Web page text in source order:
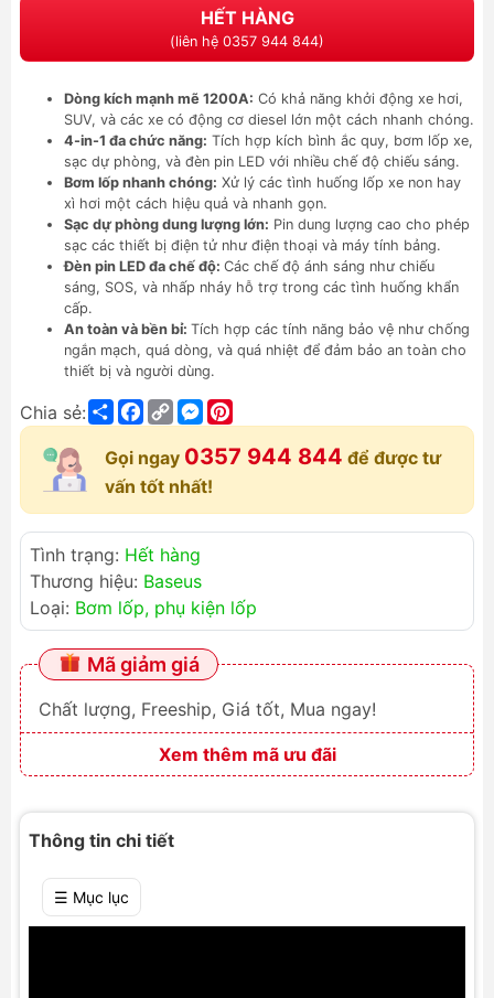
HẾT HÀNG
(liên hệ 0357 944 844)
Dòng kích mạnh mẽ 1200A: Có khả năng khởi động xe hơi,
SUV, và các xe có động cơ diesel lớn một cách nhanh chóng.
4-in-1 đa chức năng: Tích hợp kích bình ắc quy, bơm lốp xe,
sạc dự phòng, và đèn pin LED với nhiều chế độ chiếu sáng.
Bơm lốp nhanh chóng: Xử lý các tình huống lốp xe non hay
xì hơi một cách hiệu quả và nhanh gọn.
Sạc dự phòng dung lượng lớn: Pin dung lượng cao cho phép
sạc các thiết bị điện tử như điện thoại và máy tính bảng.
Đèn pin LED đa chế độ: Các chế độ ánh sáng như chiếu
sáng, SOS, và nhấp nháy hỗ trợ trong các tình huống khẩn
cấp.
An toàn và bền bỉ: Tích hợp các tính năng bảo vệ như chống
ngắn mạch, quá dòng, và quá nhiệt để đảm bảo an toàn cho
thiết bị và người dùng.
Chia sẻ: ShareFacebook
Copy
Link
Messenger
Gọi ngay 0357 944 844 để được tư
vấn tốt nhất!
Tình trạng: Hết hàng
Thương hiệu: Baseus
Loại: Bơm lốp, phụ kiện lốp
Mã giảm giá
Chất lượng, Freeship, Giá tốt, Mua ngay!
Xem thêm mã ưu đãi
Thông tin chi tiết
☰ Mục lục